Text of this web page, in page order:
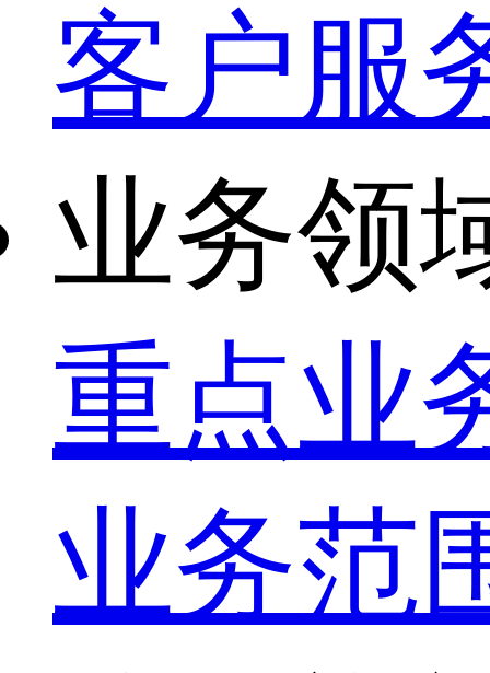
客户服
业务领
重点业
业务范